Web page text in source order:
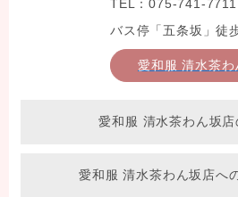
TEL：075-741-7711
バス停「五条坂」徒
愛和服 清水茶わ
愛和服 清水茶わん坂店
愛和服 清水茶わん坂店へ